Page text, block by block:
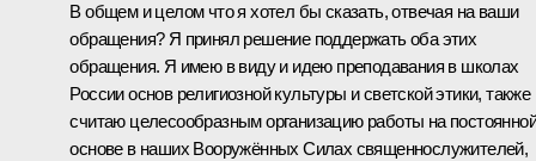
В общем и целом что я хотел бы сказать, отвечая на ваши
обращения? Я принял решение поддержать оба этих
обращения. Я имею в виду и идею преподавания в школах
России основ религиозной культуры и светской этики, также
считаю целесообразным организацию работы на постоянной
основе в наших Вооружённых Силах священнослужителей,